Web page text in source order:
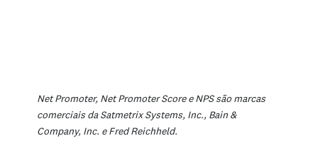
Net Promoter, Net Promoter Score e NPS são marcas
comerciais da Satmetrix Systems, Inc., Bain &
Company, Inc. e Fred Reichheld.